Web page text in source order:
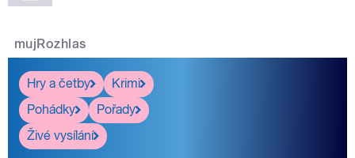
mujRozhlas
Hry a četby
Krimi
Pohádky
Pořady
Živé vysílání